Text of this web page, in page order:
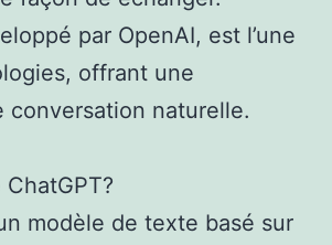
par OpenAI, est l’une
offrant une
conversation naturelle.
ChatGPT?
modèle de texte basé sur